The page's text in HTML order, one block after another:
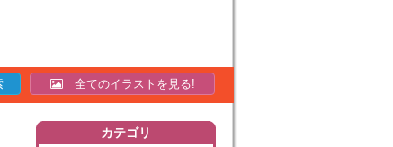
全てのイラストを見る!
カテゴリ